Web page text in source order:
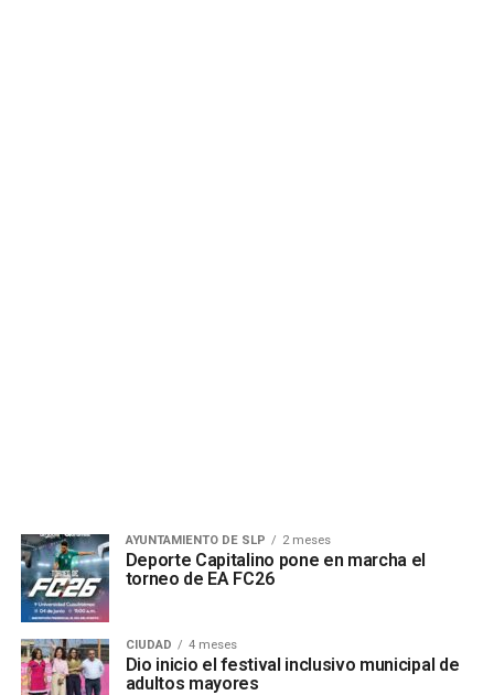
AYUNTAMIENTO DE SLP 2 meses
Deporte Capitalino pone en marcha el
torneo de EA FC26
CIUDAD 4 meses
Dio inicio el festival inclusivo municipal de
adultos mayores